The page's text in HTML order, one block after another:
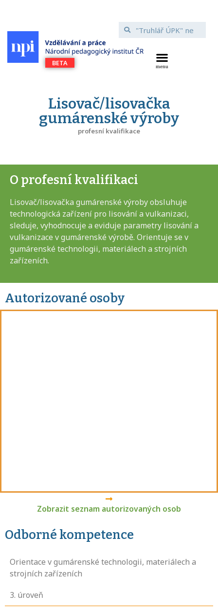
Lisovač/lisovačka
gumárenské výroby
profesní kvalifikace
O profesní kvalifikaci
Lisovač/lisovačka gumárenské výroby obsluhuje
technologická zařízení pro lisování a vulkanizaci,
sleduje, vyhodnocuje a eviduje parametry lisování a
vulkanizace v gumárenské výrobě. Orientuje se v
gumárenské technologii, materiálech a strojních
zařízeních.
Autorizované osoby
Zobrazit seznam autorizovaných osob
Odborné kompetence
Orientace v gumárenské technologii, materiálech a
strojních zařízeních
3. úroveň